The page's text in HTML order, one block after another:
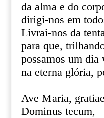
da alma e do
dirigi-nos em
Livrai-nos da
para que,
possamos um dia
na eterna glória,
Ave Maria,
Dominus tecum,